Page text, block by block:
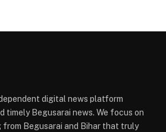
digital news platform
timely Begusarai news. We focus on
Begusarai and Bihar that truly